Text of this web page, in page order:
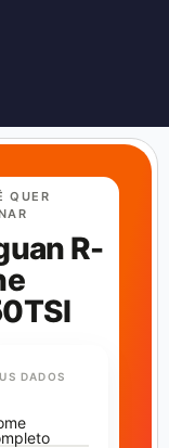
QUER
R-
DADOS